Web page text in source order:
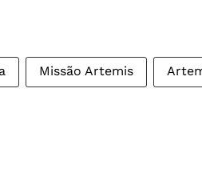
Missão Artemis